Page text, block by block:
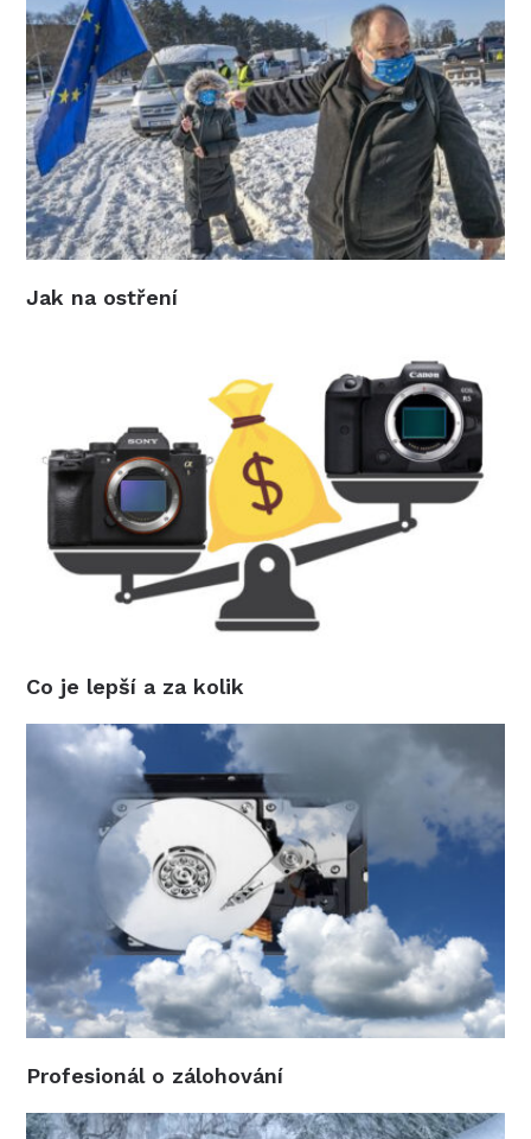
Jak na ostření
Co je lepší a za kolik
Profesionál o zálohování